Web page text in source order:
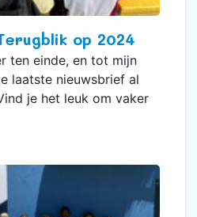
op 2024
ten einde, en tot mijn
laatste nieuwsbrief al
je het leuk om vaker